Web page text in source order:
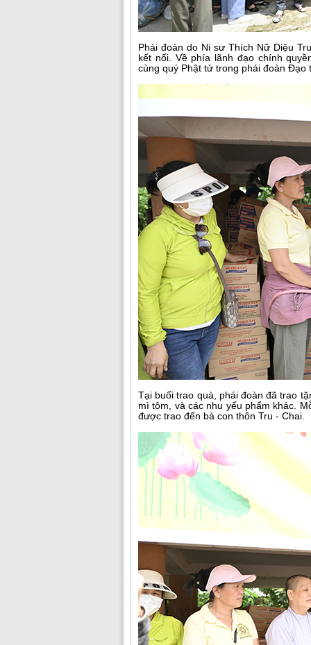
Phái đoàn do Ni sư Thích Nữ Diệu
kết nối. Về phía lãnh đạo chính
cùng quý Phật tử trong phái đoàn Đạo
Tại buổi trao quà, phái đoàn đã trao
mì tôm, và các nhu yếu phẩm khác.
được trao đến bà con thôn Tru - Chai.